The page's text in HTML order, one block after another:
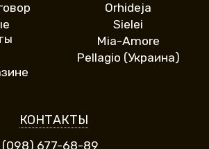
Orhideja
Sielei
Mia-Amore
Pellagio (Украина)
КОНТАКТЫ
(098) 677-68-89